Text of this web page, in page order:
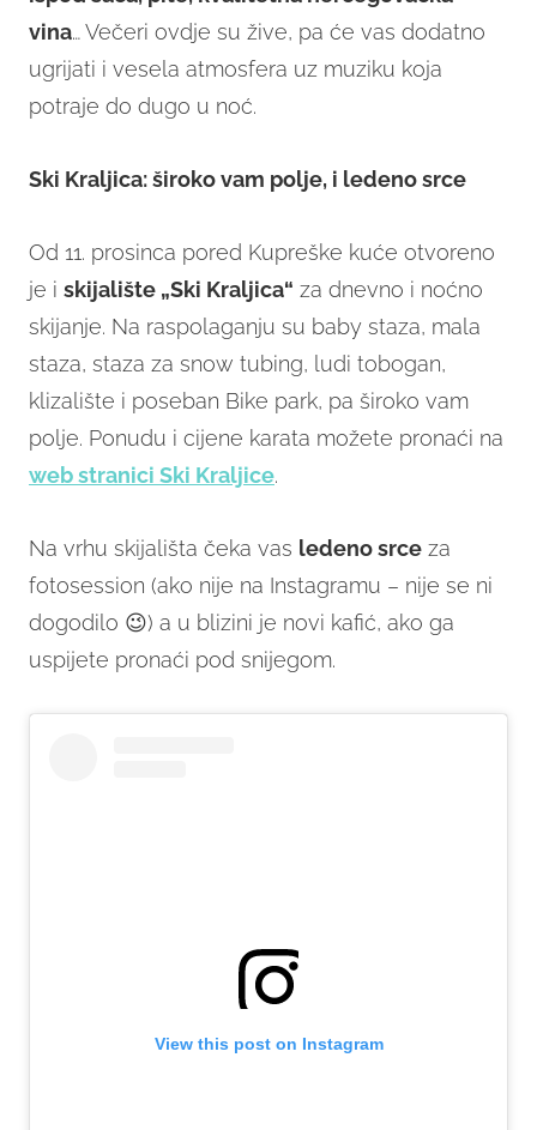
vina… Večeri ovdje su žive, pa će vas dodatno
ugrijati i vesela atmosfera uz muziku koja
potraje do dugo u noć.
Ski Kraljica: široko vam polje, i ledeno srce
Od 11. prosinca pored Kupreške kuće otvoreno
je i skijalište „Ski Kraljica“ za dnevno i noćno
skijanje. Na raspolaganju su baby staza, mala
staza, staza za snow tubing, ludi tobogan,
klizalište i poseban Bike park, pa široko vam
polje. Ponudu i cijene karata možete pronaći na
web stranici Ski Kraljice.
Na vrhu skijališta čeka vas ledeno srce za
fotosession (ako nije na Instagramu – nije se ni
dogodilo 😉) a u blizini je novi kafić, ako ga
uspijete pronaći pod snijegom.
View this post on Instagram